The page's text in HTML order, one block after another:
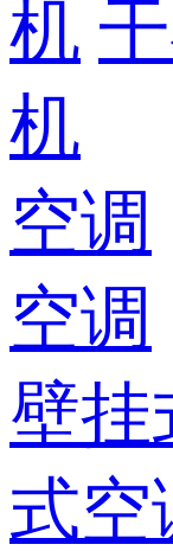
机
机
空调
空调
壁挂
式空